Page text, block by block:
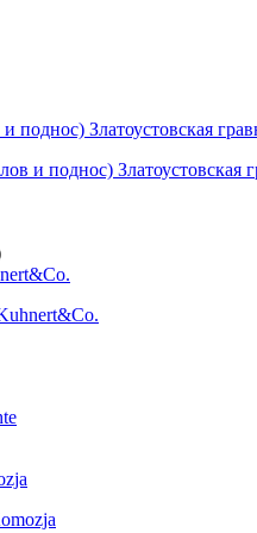
и поднос) Златоустовская